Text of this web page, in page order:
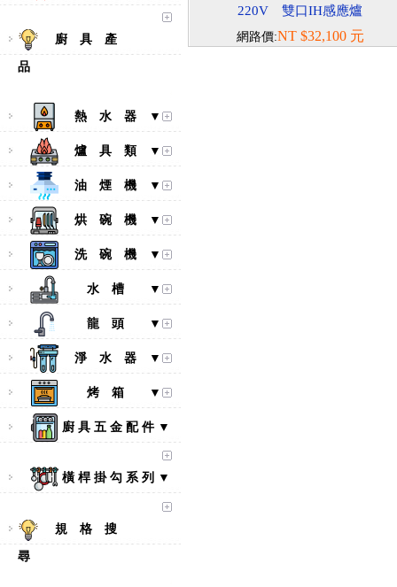
廚 具 產
品
熱 水 器 ▼
爐 具 類 ▼
油 煙 機 ▼
烘 碗 機 ▼
洗 碗 機 ▼
水 槽 ▼
龍 頭 ▼
淨 水 器 ▼
烤 箱 ▼
廚 具 五 金 配 件 ▼
橫 桿 掛 勾 系 列 ▼
規 格 搜
尋
220V 雙口IH感應爐
網路價:NT $32,100 元